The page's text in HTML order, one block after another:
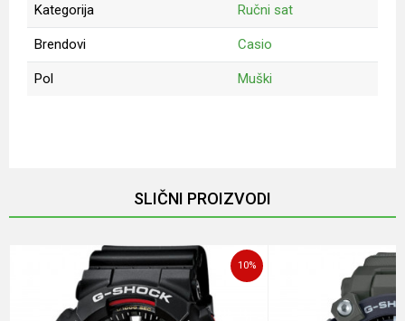
Kategorija
Ručni sat
Brendovi Casio
Pol Muški
SLIČNI PROIZVODI
10%